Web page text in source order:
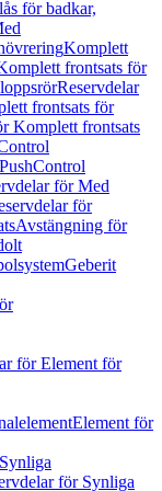
för badkar,
Komplett
frontsats för
Reservdelar
frontsats för
Komplett frontsats
för Med
för
Avstängning för
Geberit
för Element för
Element för
Synliga
för Synliga